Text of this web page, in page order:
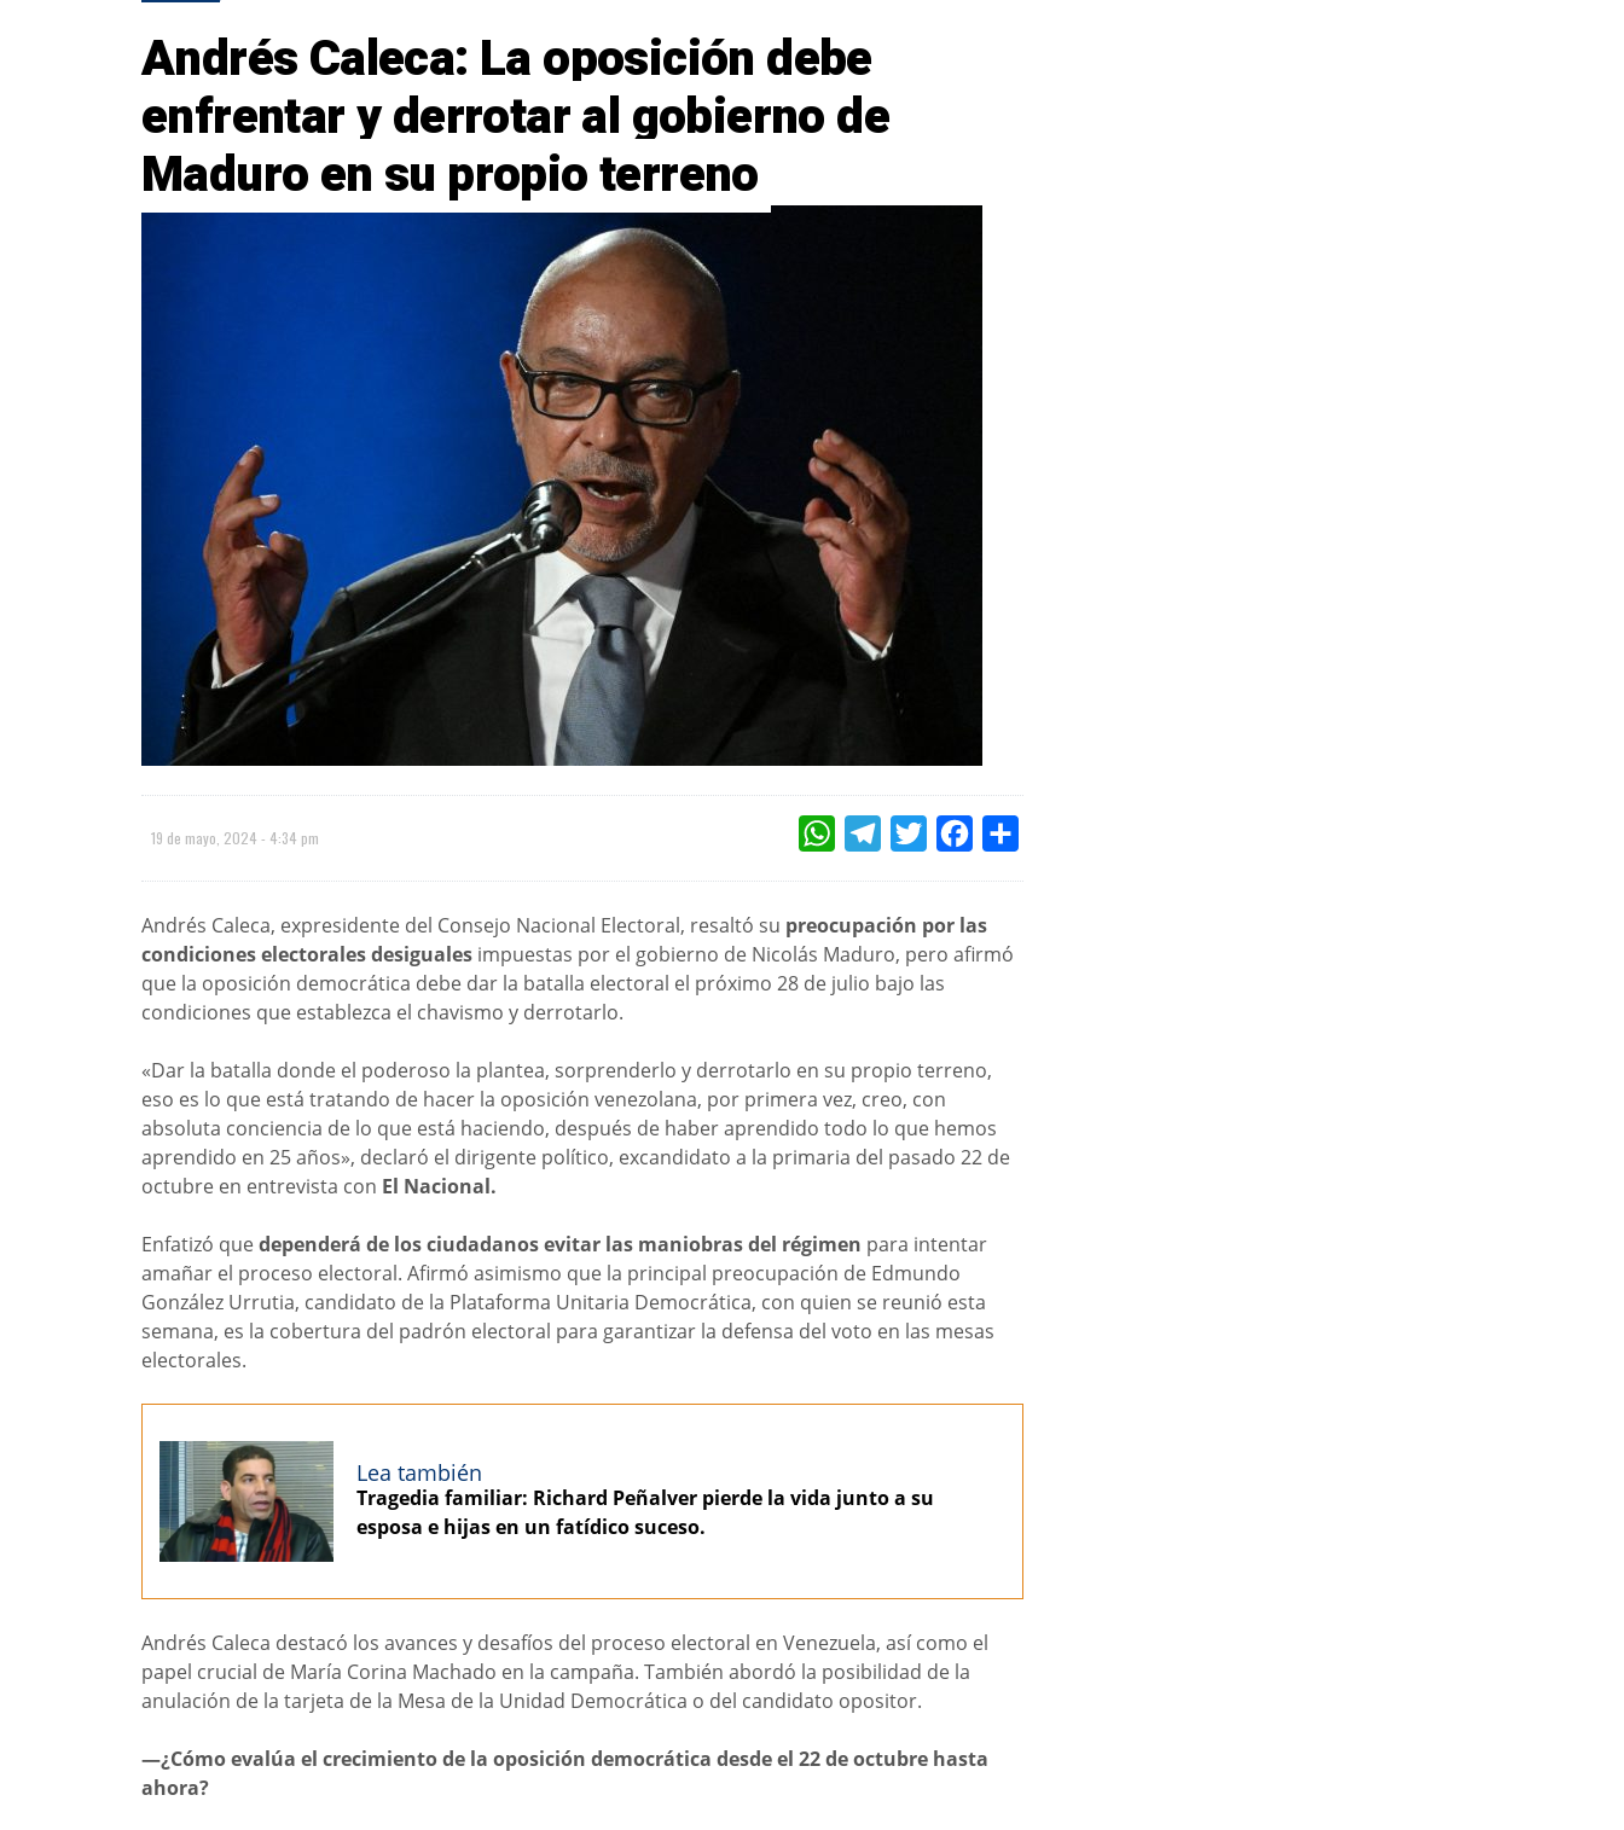
Andrés Caleca: La oposición debe
enfrentar y derrotar al gobierno de
Maduro en su propio terreno
19 de mayo, 2024 - 4:34 pm WHATSAPPTELEGRAMTWITTERFACEBOOK
Andrés Caleca, expresidente del Consejo Nacional Electoral, resaltó su preocupación por las
condiciones electorales desiguales impuestas por el gobierno de Nicolás Maduro, pero afirmó
que la oposición democrática debe dar la batalla electoral el próximo 28 de julio bajo las
condiciones que establezca el chavismo y derrotarlo.
«Dar la batalla donde el poderoso la plantea, sorprenderlo y derrotarlo en su propio terreno,
eso es lo que está tratando de hacer la oposición venezolana, por primera vez, creo, con
absoluta conciencia de lo que está haciendo, después de haber aprendido todo lo que hemos
aprendido en 25 años», declaró el dirigente político, excandidato a la primaria del pasado 22 de
octubre en entrevista con El Nacional.
Enfatizó quedependerá de los ciudadanos evitar las maniobras del régimen para intentar
amañar el proceso electoral. Afirmó asimismo que la principal preocupación de Edmundo
González Urrutia, candidato de la Plataforma Unitaria Democrática, con quien se reunió esta
semana, es la cobertura del padrón electoral para garantizar la defensa del voto en las mesas
electorales.
Lea también
Tragedia familiar: Richard Peñalver pierde la vida junto a su
esposa e hijas en un fatídico suceso.
Andrés Caleca destacó los avances y desafíos del proceso electoral en Venezuela, así como el
papel crucial de María Corina Machado en la campaña. También abordó la posibilidad de la
anulación de la tarjeta de la Mesa de la Unidad Democrática o del candidato opositor.
—¿Cómo evalúa el crecimiento de la oposición democrática desde el 22 de octubre hasta
ahora?